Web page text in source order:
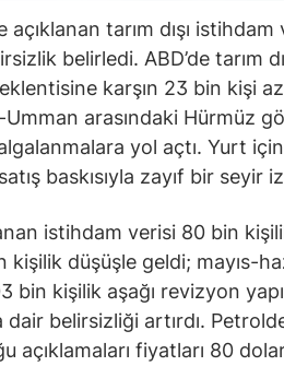
açıklanan tarım dışı istihdam
belirledi. ABD’de tarım
karşın 23 bin kişi
Umman arasındaki Hürmüz
yol açtı. Yurt
baskısıyla zayıf bir seyir
istihdam verisi 80 bin
kişilik düşüşle geldi; mayıs-
bin kişilik aşağı revizyon
dair belirsizliği artırdı.
açıklamaları fiyatları 80